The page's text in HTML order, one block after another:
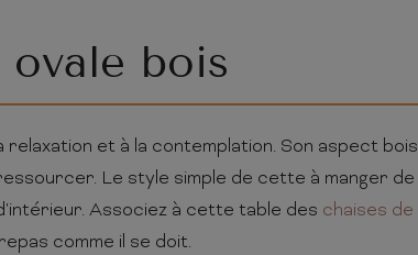
ovale bois
et à la contemplation. Son aspect bois
Le style simple de cette à manger de
Associez à cette table des chaises de
comme il se doit.